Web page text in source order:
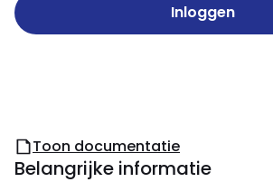
Inloggen
Toon documentatie
Belangrijke informatie